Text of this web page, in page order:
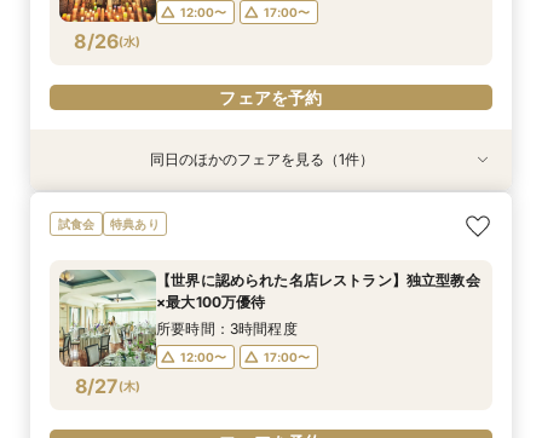
8/26(水)
12:00〜 17:00〜
フェアを予約
8/26(水)
《挙式のみ＊2名～》51万で叶う*憧れの独立型
チャペルで本格挙式
12:00〜
14:00〜
16:00〜
18:00〜
同日のほかのフェアを見る（1件）
試食会 特典あり
8/27(木)
【世界に認められた名店レストラン】独立型教会
×最大100万優待
所要時間：3時間程度
12:00〜 17:00〜